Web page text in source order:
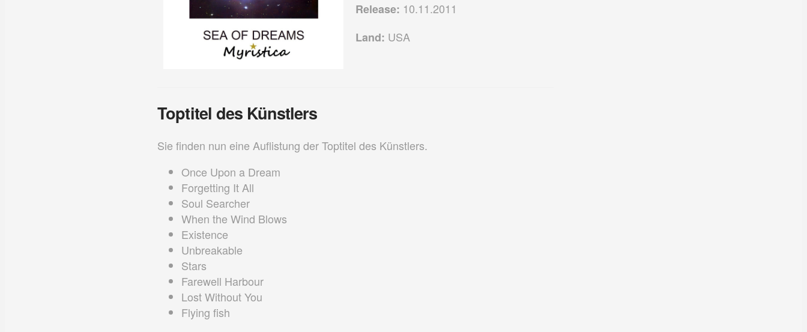
Release: 10.11.2011
Land: USA
Toptitel des Künstlers
Sie finden nun eine Auflistung der Toptitel des Künstlers.
Once Upon a Dream
Forgetting It All
Soul Searcher
When the Wind Blows
Existence
Unbreakable
Stars
Farewell Harbour
Lost Without You
Flying fish